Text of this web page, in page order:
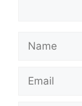
Name
Email